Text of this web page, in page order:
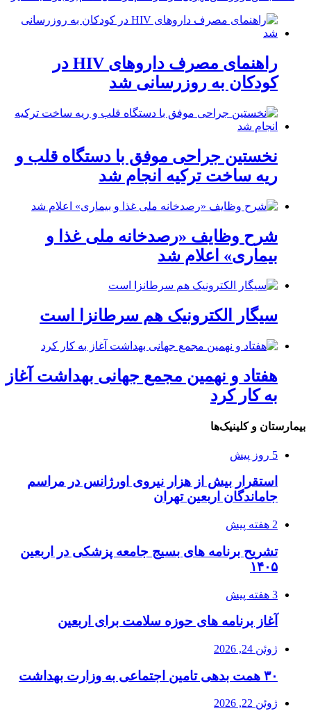
راهنمای مصرف داروهای HIV در
کودکان به روزرسانی شد
نخستین جراحی موفق با دستگاه قلب و
ریه ساخت ترکیه انجام شد
شرح وظایف «رصدخانه ملی غذا و
بیماری» اعلام شد
سیگار الکترونیک هم سرطانزا است
هفتاد و نهمین مجمع جهانی بهداشت آغاز
به کار کرد
بیمارستان و کلینیک‌ها
5 روز پیش
استقرار بیش از هزار نیروی اورژانس در مراسم
جاماندگان اربعین تهران
2 هفته پیش
تشریح برنامه های بسیج جامعه پزشکی در اربعین
۱۴۰۵
3 هفته پیش
آغاز برنامه های حوزه سلامت برای اربعین
ژوئن 24, 2026
۳۰ همت بدهی تامین اجتماعی به وزارت بهداشت
ژوئن 22, 2026